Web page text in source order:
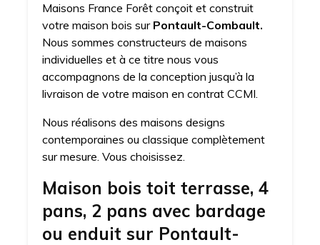
Maisons France Forêt conçoit et construit
votre maison bois sur Pontault-Combault.
Nous sommes constructeurs de maisons
individuelles et à ce titre nous vous
accompagnons de la conception jusqu’à la
livraison de votre maison en contrat CCMI.
Nous réalisons des maisons designs
contemporaines ou classique complètement
sur mesure. Vous choisissez.
Maison bois toit terrasse, 4
pans, 2 pans avec bardage
ou enduit sur Pontault-